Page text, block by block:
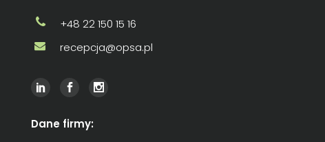
+48 22 150 15 16
recepcja@opsa.pl
Dane firmy: